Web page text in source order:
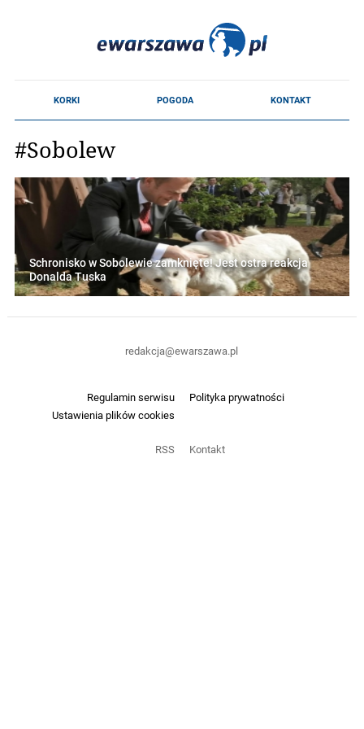
#Sobolew
Schronisko w Sobolewie zamknięte! Jest ostra reakcja
Donalda Tuska
Regulamin serwisu
Polityka prywatności
Ustawienia plików cookies
RSS Kontakt
redakcja@ewarszawa.pl